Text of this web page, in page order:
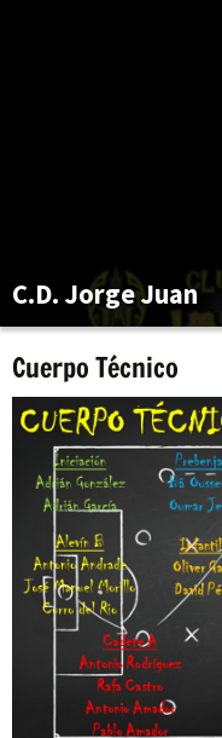
C.D. Jorge Juan
Cuerpo Técnico